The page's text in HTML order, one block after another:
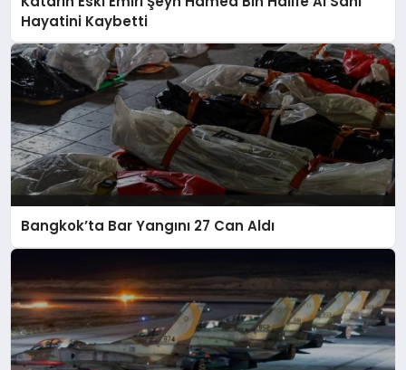
Hayatini Kaybetti
Bangkok’ta Bar Yangını 27 Can Aldı